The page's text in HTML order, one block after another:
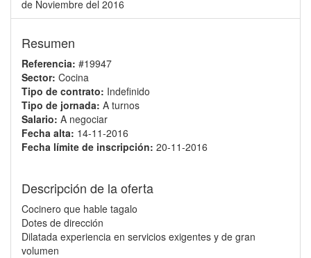
de Noviembre del 2016
Resumen
Referencia: #19947
Sector: Cocina
Tipo de contrato: Indefinido
Tipo de jornada: A turnos
Salario: A negociar
Fecha alta: 14-11-2016
Fecha límite de inscripción: 20-11-2016
Descripción de la oferta
Cocinero que hable tagalo
Dotes de dirección
Dilatada experiencia en servicios exigentes y de gran
volumen